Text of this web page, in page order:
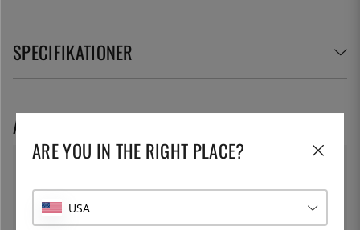
SPECIFIKATIONER
ANBEFALEDE PRODUKTER
ARE YOU IN THE RIGHT PLACE?
USA